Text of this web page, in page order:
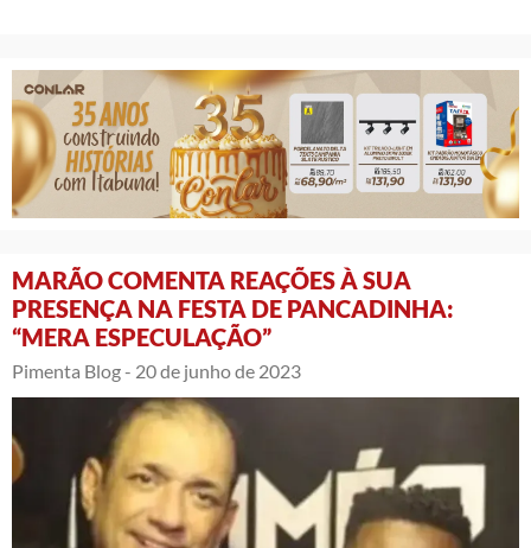
MARÃO COMENTA REAÇÕES À SUA
PRESENÇA NA FESTA DE PANCADINHA:
“MERA ESPECULAÇÃO”
Pimenta Blog - 20 de junho de 2023